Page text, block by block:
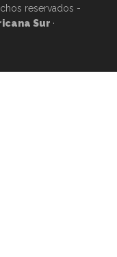
reservados -
Sur ·